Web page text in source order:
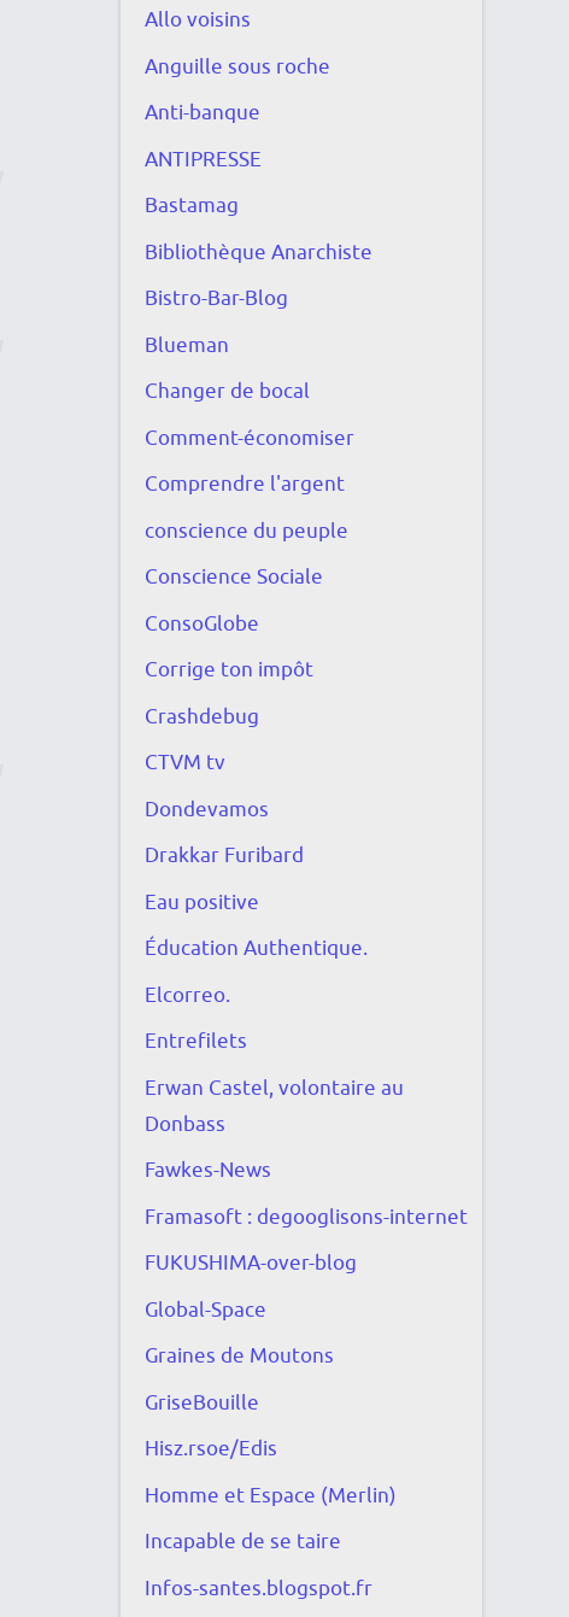
Allo voisins
Anguille sous roche
Anti-banque
ANTIPRESSE
Bastamag
Bibliothèque Anarchiste
Bistro-Bar-Blog
Blueman
Changer de bocal
Comment-économiser
Comprendre l'argent
conscience du peuple
Conscience Sociale
ConsoGlobe
Corrige ton impôt
Crashdebug
CTVM tv
Dondevamos
Drakkar Furibard
Eau positive
Éducation Authentique.
Elcorreo.
Entrefilets
Erwan Castel, volontaire au
Donbass
Fawkes-News
Framasoft : degooglisons-internet
FUKUSHIMA-over-blog
Global-Space
Graines de Moutons
GriseBouille
Hisz.rsoe/Edis
Homme et Espace (Merlin)
Incapable de se taire
Infos-santes.blogspot.fr